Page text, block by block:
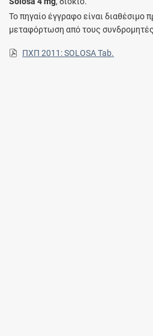
Το πηγαίο έγγραφο είναι διαθέσιμο
μεταφόρτωση από τους
ΠΧΠ 2011: SOLOSA Tab.